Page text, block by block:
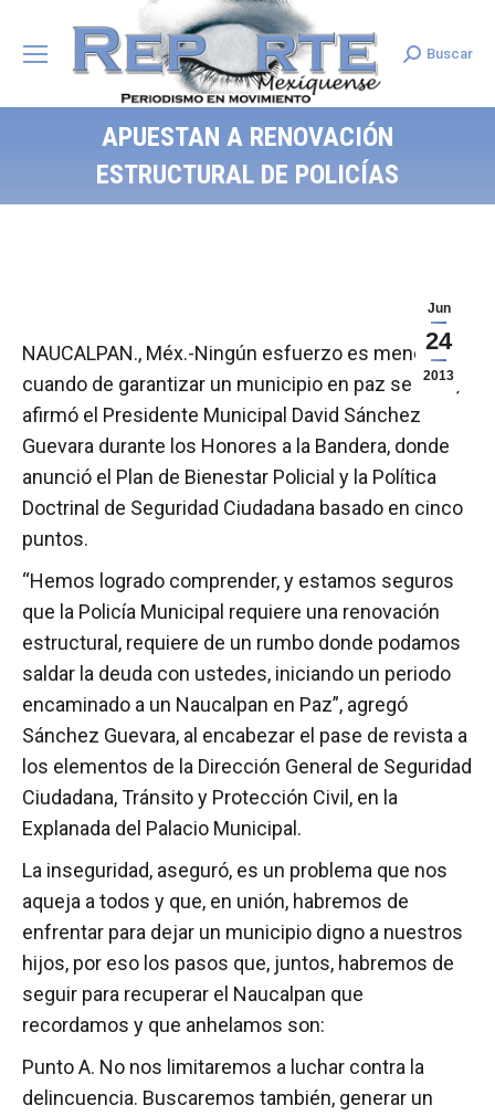
Search:
Buscar
APUESTAN A RENOVACIÓN
ESTRUCTURAL DE POLICÍAS
Jun
24
2013
NAUCALPAN., Méx.-Ningún esfuerzo es menor
cuando de garantizar un municipio en paz se trata,
afirmó el Presidente Municipal David Sánchez
Guevara durante los Honores a la Bandera, donde
anunció el Plan de Bienestar Policial y la Política
Doctrinal de Seguridad Ciudadana basado en cinco
puntos.
“Hemos logrado comprender, y estamos seguros
que la Policía Municipal requiere una renovación
estructural, requiere de un rumbo donde podamos
saldar la deuda con ustedes, iniciando un periodo
encaminado a un Naucalpan en Paz”, agregó
Sánchez Guevara, al encabezar el pase de revista a
los elementos de la Dirección General de Seguridad
Ciudadana, Tránsito y Protección Civil, en la
Explanada del Palacio Municipal.
La inseguridad, aseguró, es un problema que nos
aqueja a todos y que, en unión, habremos de
enfrentar para dejar un municipio digno a nuestros
hijos, por eso los pasos que, juntos, habremos de
seguir para recuperar el Naucalpan que
recordamos y que anhelamos son:
Punto A. No nos limitaremos a luchar contra la
delincuencia. Buscaremos también, generar un